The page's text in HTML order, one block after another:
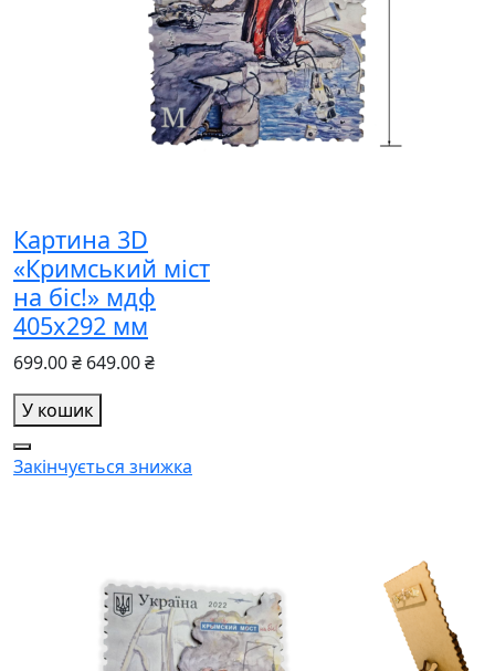
Картина 3D
«Кримський міст
на біс!» мдф
405х292 мм
699.00 ₴ 649.00 ₴
У кошик
Закінчується знижка